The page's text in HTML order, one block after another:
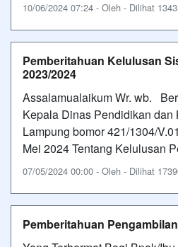
10/06/2024 07:24 - Oleh - Dilihat
Pemberitahuan Kelulusan
2023/2024
Assalamualaikum Wr. wb.
Kepala Dinas Pendidikan dan
Lampung bomor 421/1304/
Mei 2024 Tentang Kelulusan
07/05/2024 00:00 - Oleh - Dilihat
Pemberitahuan